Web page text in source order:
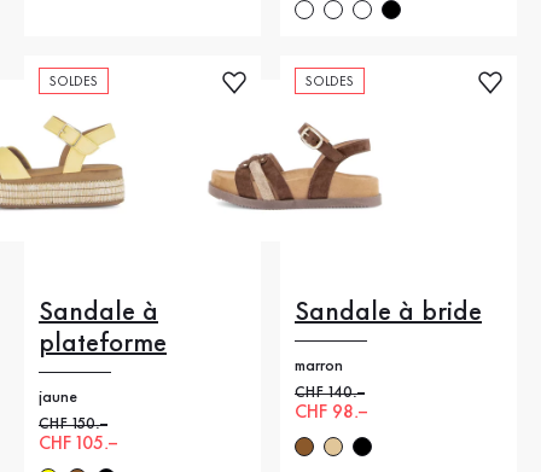
SOLDES
Sandale à
plateforme
jaune
Ancien prix
CHF 150.–
Nouveau prix
CHF 105.–
SOLDES
Sandale à bride
marron
Ancien prix
CHF 140.–
Nouveau prix
CHF 98.–